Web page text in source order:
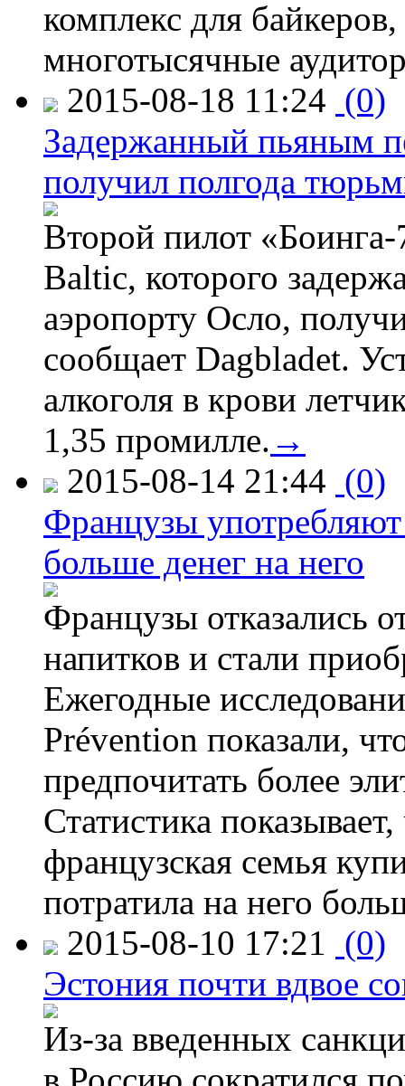
комплекс для
многотысячные
2015-08-18 11:24 (0)
Задержанный пьяным
получил полгода
Второй пилот
Baltic, которого
аэропорту Осло,
сообщает Dagbladet.
алкоголя в крови
1,35 промилле. →
2015-08-14 21:44 (0)
Французы
больше денег на него
Французы отказались
напитков и стали
Ежегодные
Prévention показали,
предпочитать более
Статистика
французская семья
потратила на него
2015-08-10 17:21 (0)
Эстония почти вдвое
Из-за введенных